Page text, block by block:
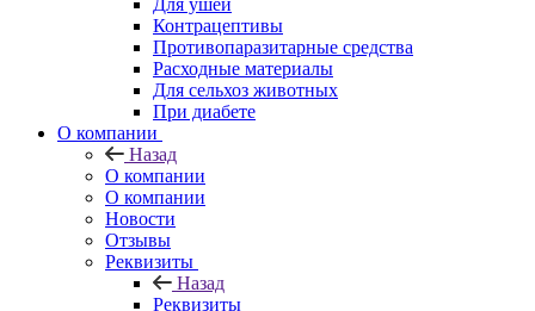
Для ушей
Контрацептивы
Противопаразитарные средства
Расходные материалы
Для сельхоз животных
При диабете
О компании
Назад
О компании
О компании
Новости
Отзывы
Реквизиты
Назад
Реквизиты